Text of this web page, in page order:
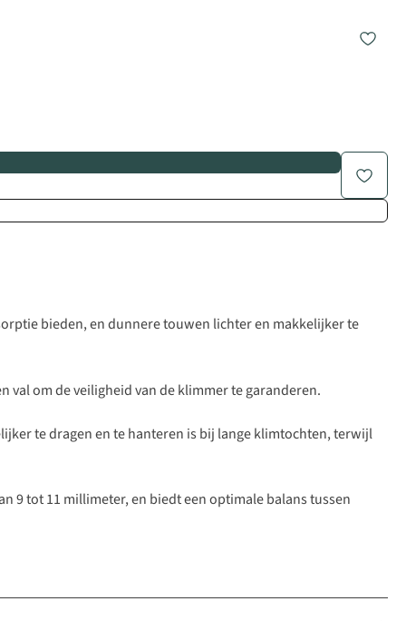
bieden, en dunnere touwen lichter en makkelijker te
om de veiligheid van de klimmer te garanderen.
te dragen en te hanteren is bij lange klimtochten, terwijl
9 tot 11 millimeter, en biedt een optimale balans tussen